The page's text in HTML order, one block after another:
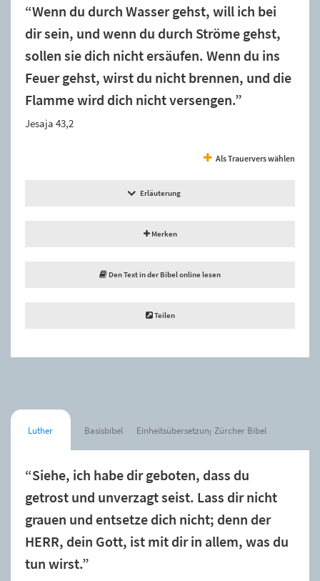
“Wenn du durch Wasser gehst, will ich bei
dir sein, und wenn du durch Ströme gehst,
sollen sie dich nicht ersäufen. Wenn du ins
Feuer gehst, wirst du nicht brennen, und die
Flamme wird dich nicht versengen.”
Jesaja 43,2
Als Trauervers wählen
Erläuterung
Merken
Den Text in der Bibel online lesen
Teilen
Luther Basisbibel Einheitsübersetzung Zürcher Bibel
“Siehe, ich habe dir geboten, dass du
getrost und unverzagt seist. Lass dir nicht
grauen und entsetze dich nicht; denn der
HERR, dein Gott, ist mit dir in allem, was du
tun wirst.”